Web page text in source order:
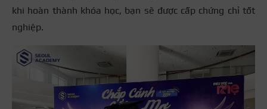
khi hoàn thành khóa học, bạn sẽ được cấp chứng chỉ tốt
nghiệp.